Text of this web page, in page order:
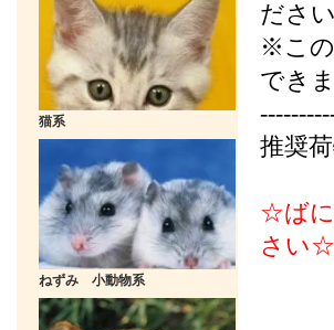
猫系
ねずみ 小動物系
ださい
※この
でき
推奨
☆ばに
さい